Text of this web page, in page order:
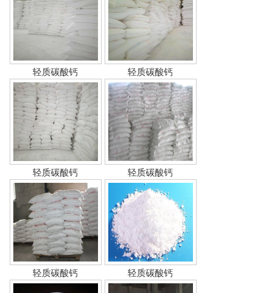
轻质碳酸钙 轻质碳酸钙
轻质碳酸钙 轻质碳酸钙
轻质碳酸钙 轻质碳酸钙